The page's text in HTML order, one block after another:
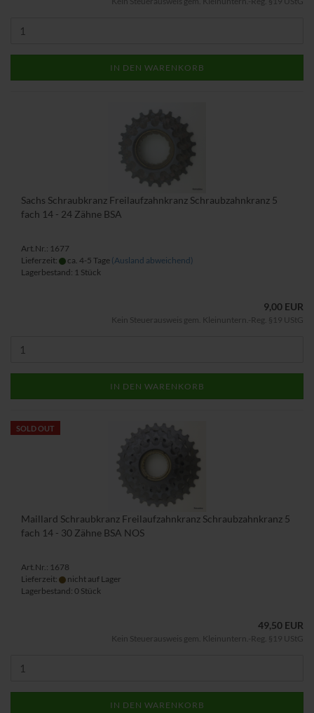
IN DEN WARENKORB
Sachs Schraubkranz Freilaufzahnkranz Schraubzahnkranz 5
fach 14 - 24 Zähne BSA
Art.Nr.: 1677
Lieferzeit:
ca. 4-5 Tage (Ausland abweichend)
Lagerbestand: 1 Stück
9,00 EUR
Kein Steuerausweis gem. Kleinuntern.-Reg. §19 UStG
IN DEN WARENKORB
SOLD OUT
Maillard Schraubkranz Freilaufzahnkranz Schraubzahnkranz 5
fach 14 - 30 Zähne BSA NOS
Art.Nr.: 1678
Lieferzeit:
nicht auf Lager
Lagerbestand: 0 Stück
49,50 EUR
Kein Steuerausweis gem. Kleinuntern.-Reg. §19 UStG
IN DEN WARENKORB